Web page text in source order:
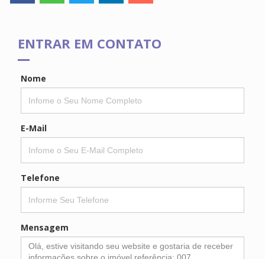
ENTRAR EM CONTATO
Nome
E-Mail
Telefone
Mensagem